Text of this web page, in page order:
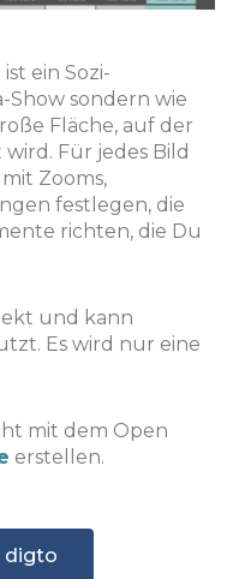
ein Sozi-
Show sondern wie
Fläche, auf der
Für jedes Bild
Zooms,
festlegen, die
richten, die Du
und kann
Es wird nur eine
mit dem Open
erstellen.
digto